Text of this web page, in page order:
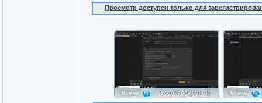
Просмотр доступен только для